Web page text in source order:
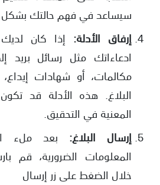
سيساعد في فهم حالتك
إرفاق الأدلة: إذا كان
ادعاءاتك مثل رسائل بريد
مكالمات، أو شهادات
البلاغ. هذه الأدلة قد
المعنية في التحقيق.
إرسال البلاغ: بعد ملء
المعلومات الضرورية، قم
خلال الضغط على زر إرسال